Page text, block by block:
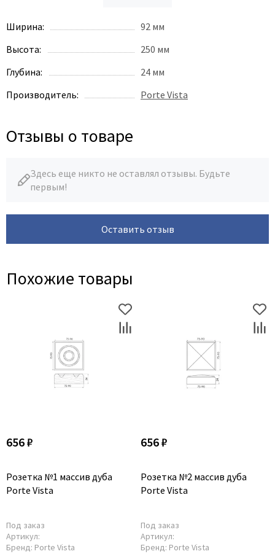
Ширина:
92 мм
Высота:
250 мм
Глубина:
24 мм
Производитель:
Porte Vista
Отзывы о товаре
Здесь еще никто не оставлял отзывы. Будьте
первым!
Оставить отзыв
Похожие товары
656 ₽
Розетка №1 массив дуба
Porte Vista
Под заказ
Артикул:
Бренд: Porte Vista
656 ₽
Розетка №2 массив дуба
Porte Vista
Под заказ
Артикул:
Бренд: Porte Vista